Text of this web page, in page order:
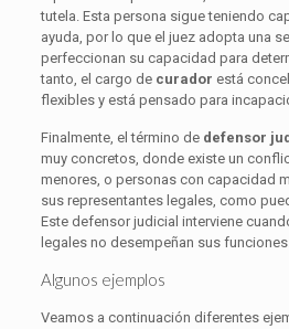
tutela. Esta persona sigue teniendo
ayuda, por lo que el juez adopta una
perfeccionan su capacidad para
tanto, el cargo de curador está
flexibles y está pensado para
Finalmente, el término de defensor
muy concretos, donde existe un
menores, o personas con capacidad
sus representantes legales, como
Este defensor judicial interviene
legales no desempeñan sus
Algunos ejemplos
Veamos a continuación diferentes